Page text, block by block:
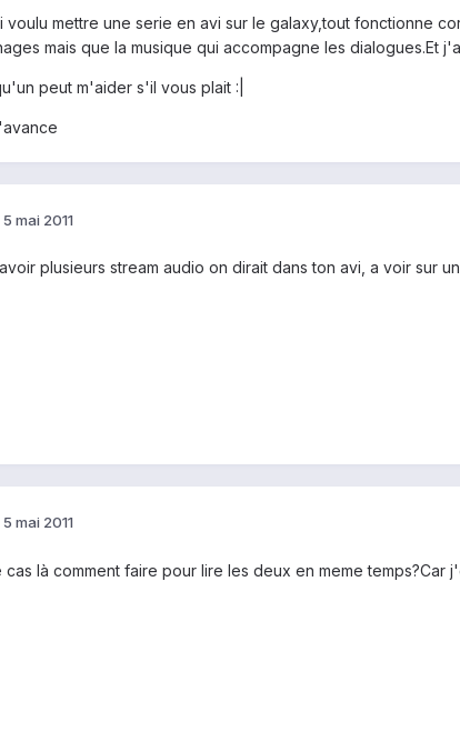
voulu mettre une serie en avi sur le galaxy,tout fonctionne
mais que la musique qui accompagne les dialogues.Et
peut m'aider s'il vous plait :|
5 mai 2011
plusieurs stream audio on dirait dans ton avi, a voir sur
5 mai 2011
cas là comment faire pour lire les deux en meme temps?Car